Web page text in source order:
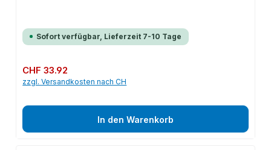
Sofort verfügbar, Lieferzeit 7-10 Tage
Regulärer Preis:
CHF 33.92
zzgl. Versandkosten nach CH
In den Warenkorb